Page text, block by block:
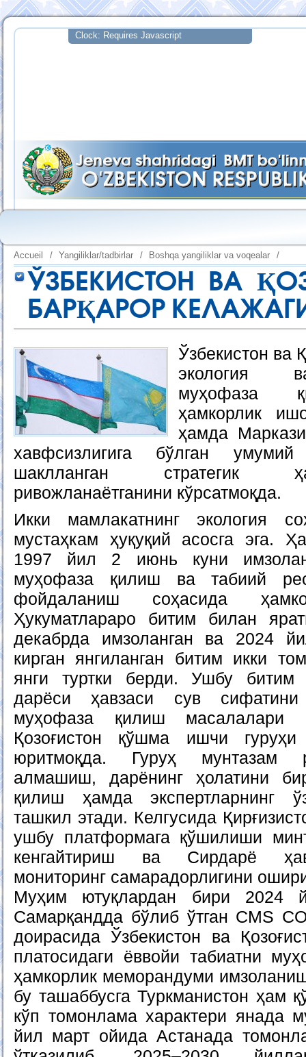
Accueil / Yangiliklar/tadbirlar / Boshqa yangiliklar va voqealar /
ЎЗБЕКИСТОН ВА
БАРҚАРОР
Ўзбекистон ва
экология
муҳофаза
ҳамкорлик
ҳамда
хавфсизлигига бўлган
шаклланган стратегик
ривожланаётганини кўрсатмоқда.
Икки мамлакатнинг экология
мустаҳкам ҳуқуқий асосга эга.
1997 йил 2 июнь куни
муҳофаза қилиш ва табиий
фойдаланиш соҳасида
Ҳукуматлараро битим билан
декабрда имзоланган ва 2024
кирган янгиланган битим икки
янги туртки берди. Ушбу битим
дарёси ҳавзаси сув
муҳофаза қилиш масалалари
Қозоғистон қўшма ишчи
юритмоқда. Гуруҳ мунтазам
алмашиш, дарёнинг ҳолатини
қилиш ҳамда экспертларнинг
ташкил этади. Келгусида
ушбу платформага қўшилиши
кенгайтириш ва Сирдарё
мониторинг самарадорлигини
Муҳим ютуқлардан бири 2024
Самарқандда бўлиб ўтган CMS
доирасида Ўзбекистон ва
платосидаги ёввойи табиатни
ҳамкорлик меморандуми
бу ташаббусга Туркманистон ҳам
кўп томонлама характери янада
йил март ойида Астанада